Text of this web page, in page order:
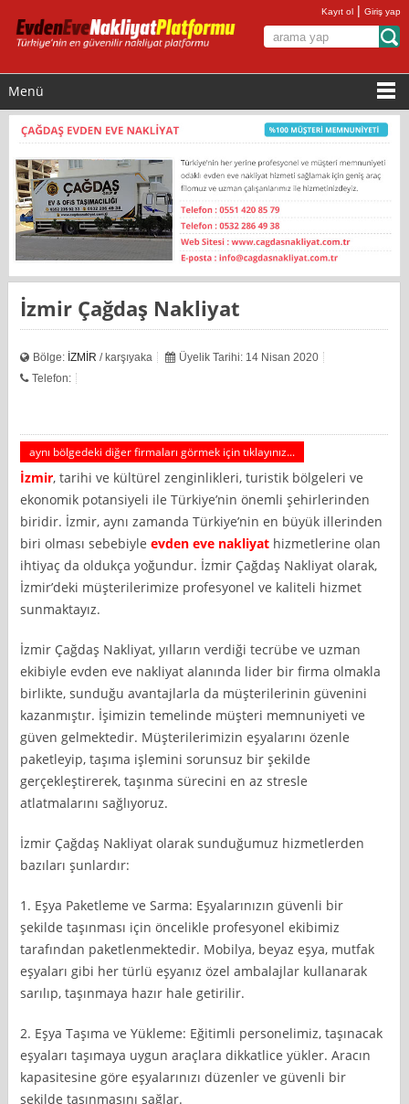
Kayıt ol |Giriş yap
Menü
İzmir Çağdaş Nakliyat
Bölge: İZMİR / karşıyaka
Üyelik Tarihi: 14 Nisan 2020
Telefon:
aynı bölgedeki diğer firmaları görmek için tıklayınız...
İzmir, tarihi ve kültürel zenginlikleri, turistik bölgeleri ve
ekonomik potansiyeli ile Türkiye’nin önemli şehirlerinden
biridir. İzmir, aynı zamanda Türkiye’nin en büyük illerinden
biri olması sebebiyleevden eve nakliyat hizmetlerine olan
ihtiyaç da oldukça yoğundur. İzmir Çağdaş Nakliyat olarak,
İzmir’deki müşterilerimize profesyonel ve kaliteli hizmet
sunmaktayız.
İzmir Çağdaş Nakliyat, yılların verdiği tecrübe ve uzman
ekibiyle evden eve nakliyat alanında lider bir firma olmakla
birlikte, sunduğu avantajlarla da müşterilerinin güvenini
kazanmıştır. İşimizin temelinde müşteri memnuniyeti ve
güven gelmektedir. Müşterilerimizin eşyalarını özenle
paketleyip, taşıma işlemini sorunsuz bir şekilde
gerçekleştirerek, taşınma sürecini en az stresle
atlatmalarını sağlıyoruz.
İzmir Çağdaş Nakliyat olarak sunduğumuz hizmetlerden
bazıları şunlardır:
1. Eşya Paketleme ve Sarma: Eşyalarınızın güvenli bir
şekilde taşınması için öncelikle profesyonel ekibimiz
tarafından paketlenmektedir. Mobilya, beyaz eşya, mutfak
eşyaları gibi her türlü eşyanız özel ambalajlar kullanarak
sarılıp, taşınmaya hazır hale getirilir.
2. Eşya Taşıma ve Yükleme: Eğitimli personelimiz, taşınacak
eşyaları taşımaya uygun araçlara dikkatlice yükler. Aracın
kapasitesine göre eşyalarınızı düzenler ve güvenli bir
şekilde taşınmasını sağlar.